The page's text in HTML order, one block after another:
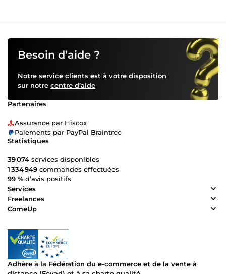
Besoin d’aide ?
Notre service clients est à votre disposition
sur notre centre d’aide
Partenaires
Assurance par Hiscox
Paiements par PayPal Braintree
Statistiques
39 074 services disponibles
1 334 949 commandes effectuées
99 % d’avis positifs
Services
Freelances
ComeUp
Adhère à la Fédération du e-commerce et de la vente à